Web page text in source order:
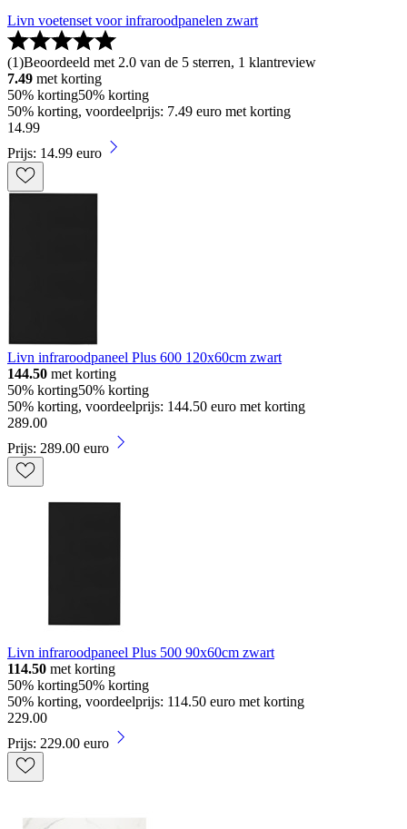
Livn voetenset voor infraroodpanelen zwart
(1)Beoordeeld met 2.0 van de 5 sterren, 1 klantreview
7.49 met korting
50% korting50% korting
50% korting, voordeelprijs: 7.49 euro met korting
14.99
Prijs: 14.99 euro
Livn infraroodpaneel Plus 600 120x60cm zwart
144.50 met korting
50% korting50% korting
50% korting, voordeelprijs: 144.50 euro met korting
289.00
Prijs: 289.00 euro
Livn infraroodpaneel Plus 500 90x60cm zwart
114.50 met korting
50% korting50% korting
50% korting, voordeelprijs: 114.50 euro met korting
229.00
Prijs: 229.00 euro